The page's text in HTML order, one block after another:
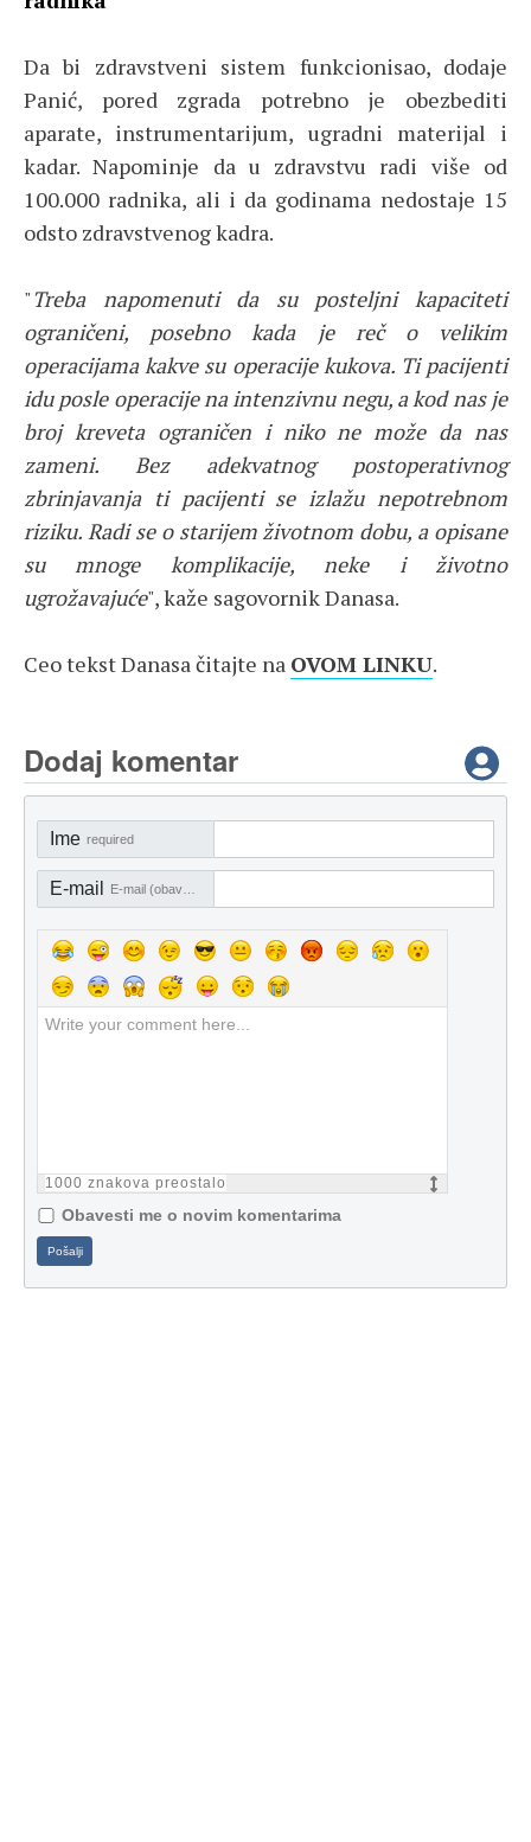
Da bi zdravstveni sistem funkcionisao, dodaje
Panić, pored zgrada potrebno je obezbediti
aparate, instrumentarijum, ugradni materijal i
kadar. Napominje da u zdravstvu radi više od
100.000 radnika, ali i da godinama nedostaje 15
odsto zdravstvenog kadra.
"Treba napomenuti da su posteljni kapaciteti
ograničeni, posebno kada je reč o velikim
operacijama kakve su operacije kukova. Ti pacijenti
idu posle operacije na intenzivnu negu, a kod nas je
broj kreveta ograničen i niko ne može da nas
zameni. Bez adekvatnog postoperativnog
zbrinjavanja ti pacijenti se izlažu nepotrebnom
riziku. Radi se o starijem životnom dobu, a opisane
su mnoge komplikacije, neke i životno
ugrožavajuće", kaže sagovornik Danasa.
Ceo tekst Danasa čitajte na OVOM LINKU.
Dodaj komentar
Ime required
E-mail
1000 znakova preostalo
Obavesti me o novim komentarima
Pošalji